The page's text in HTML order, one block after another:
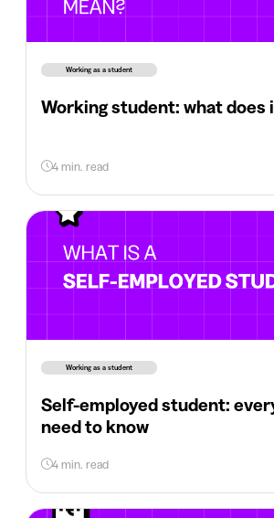
Working as a student
Working student: what does
4 min. read
Working as a student
Self-employed student:
need to know
4 min. read